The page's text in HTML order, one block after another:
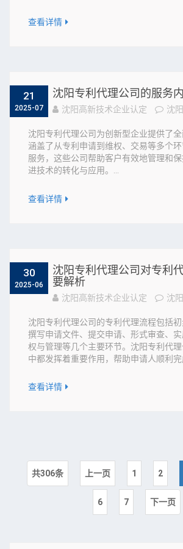
查看详情
21
2025-07
沈阳专利代理公司的服务
沈阳高新技术企业认定 沈
沈阳专利代理公司为创新型企业提供了全
涵盖了从专利申请到维权、交易等多个
服务，这些公司帮助客户有效地管理和
进技术的转化与应用。...
查看详情
30
2025-06
沈阳专利代理公司对专利
要解析
沈阳高新技术企业认定 沈
沈阳专利代理公司的专利代理流程包括初
撰写申请文件、提交申请、形式审查、
权与管理等几个主要环节。沈阳专利代
中都发挥着重要作用，帮助申请人顺利完
查看详情
共306条 上一页 1 2
6 7 下一页